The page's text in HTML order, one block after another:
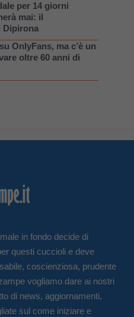
per 14 giorni
mai: il
Dipirona
OnlyFans, ma c’è un
oltre 60 anni di
in fondo decide di
questi cuccioli e deve
coscienziosa, prudente
vogliamo dare ai nostri
di news, aggiornamenti,
sul come iniziare e